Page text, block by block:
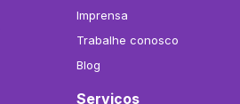
Imprensa
Trabalhe conosco
Blog
Serviços